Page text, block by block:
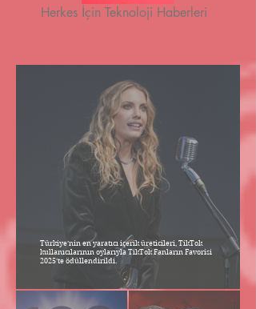
Herkes İçin Teknoloji Haberleri
Türkiye’nin en yaratıcı içerik üreticileri, TikTok
kullanıcılarının oylarıyla TikTok Fanların Favorisi
2025’te ödüllendirildi.